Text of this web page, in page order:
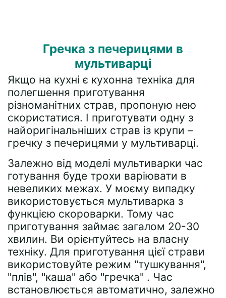
Гречка з печерицями в
мультиварці
Якщо на кухні є кухонна техніка для
полегшення приготування
різноманітних страв, пропоную нею
скористатися. І приготувати одну з
найоригінальніших страв із крупи –
гречку з печерицями у мультиварці.
Залежно від моделі мультиварки час
готування буде трохи варіювати в
невеликих межах. У моєму випадку
використовується мультиварка з
функцією скороварки. Тому час
приготування займає загалом 20-30
хвилин. Ви орієнтуйтесь на власну
техніку. Для приготування цієї страви
використовуйте режим "тушкування",
"плів", "каша" або "гречка" . Час
встановлюється автоматично, залежно